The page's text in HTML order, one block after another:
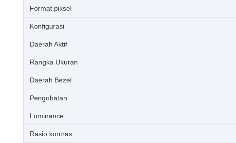
Format piksel
Konfigurasi
Daerah Aktif
Rangka Ukuran
Daerah Bezel
Pengobatan
Luminance
Rasio kontras